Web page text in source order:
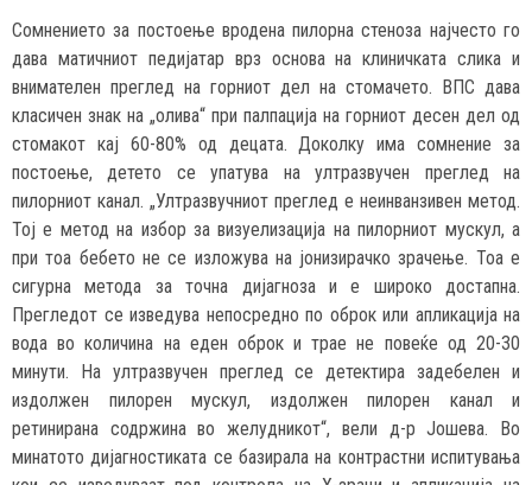
Сомнението за постоење вродена пилорна стеноза најчесто го
дава матичниот педијатар врз основа на клиничката слика и
внимателен преглед на горниот дел на стомачето. ВПС дава
класичен знак на „олива“ при палпација на горниот десен дел од
стомакот кај 60-80% од децата. Доколку има сомнение за
постоење, детето се упатува на ултразвучен преглед на
пилорниот канал. „Ултразвучниот преглед е неинванзивен метод.
Тој е метод на избор за визуелизација на пилорниот мускул, а
при тоа бебето не се изложува на јонизирачко зрачење. Тоа е
сигурна метода за точна дијагноза и е широко достапна.
Прегледот се изведува непосредно по оброк или апликација на
вода во количина на еден оброк и трае не повеќе од 20-30
минути. На ултразвучен преглед се детектира задебелен и
издолжен пилорен мускул, издолжен пилорен канал и
ретинирана содржина во желудникот“, вели д-р Јошева. Во
минатото дијагностиката се базирала на контрастни испитувања